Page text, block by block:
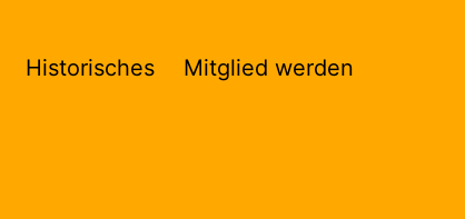
Historisches Mitglied werden